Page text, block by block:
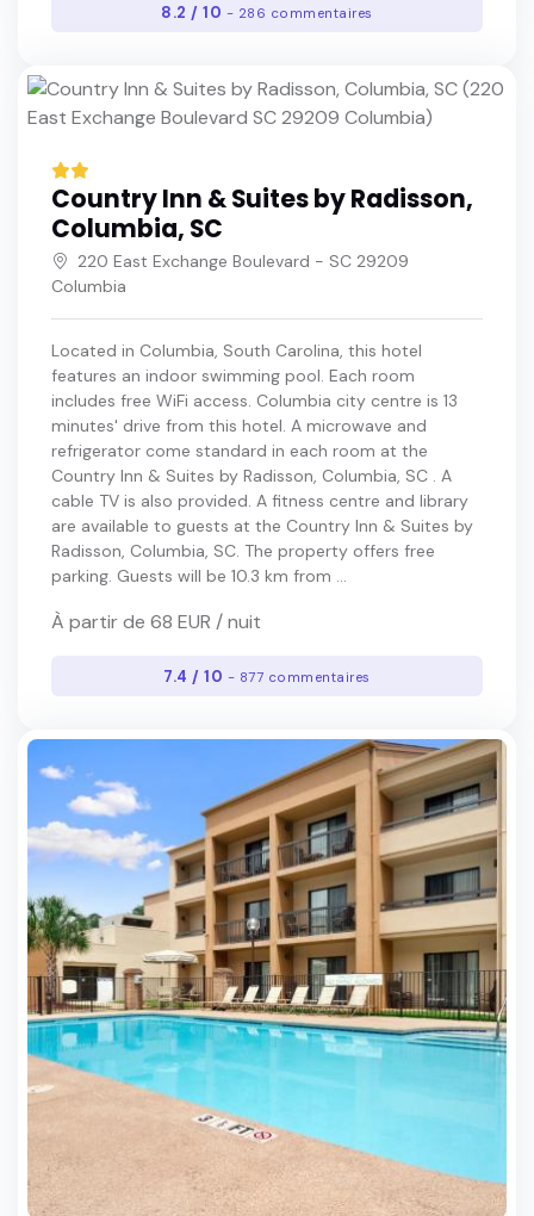
8.2 / 10 - 286 commentaires
Country Inn & Suites by Radisson,
Columbia, SC
220 East Exchange Boulevard - SC 29209
Columbia
Located in Columbia, South Carolina, this hotel
features an indoor swimming pool. Each room
includes free WiFi access. Columbia city centre is 13
minutes' drive from this hotel. A microwave and
refrigerator come standard in each room at the
Country Inn & Suites by Radisson, Columbia, SC . A
cable TV is also provided. A fitness centre and library
are available to guests at the Country Inn & Suites by
Radisson, Columbia, SC. The property offers free
parking. Guests will be 10.3 km from ...
À partir de 68 EUR / nuit
7.4 / 10 - 877 commentaires